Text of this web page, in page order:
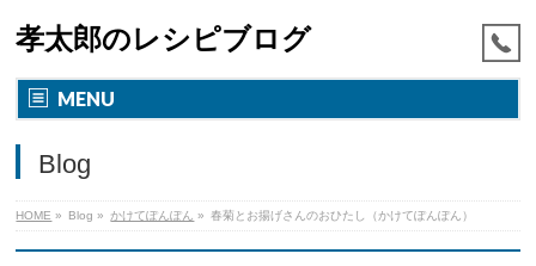
孝太郎のレシピブログ
MENU
Blog
HOME » Blog » かけてぽんぽん » 春菊とお揚げさんのおひたし（かけてぽんぽん）